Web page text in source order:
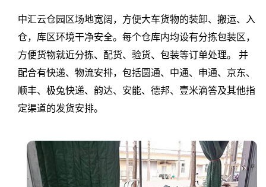
中汇云仓园区场地宽阔，方便大车货物的装卸、搬运、入
仓，库区环境干净安全。每个仓库内均设有分拣包装区，
方便货物就近分拣、配货、验货、包装等订单处理。 并
配合有快递、物流安排，包括圆通、中通、申通、京东、
顺丰、极兔快递、韵达、安能、德邦、壹米滴答及其他指
定渠道的发货安排。